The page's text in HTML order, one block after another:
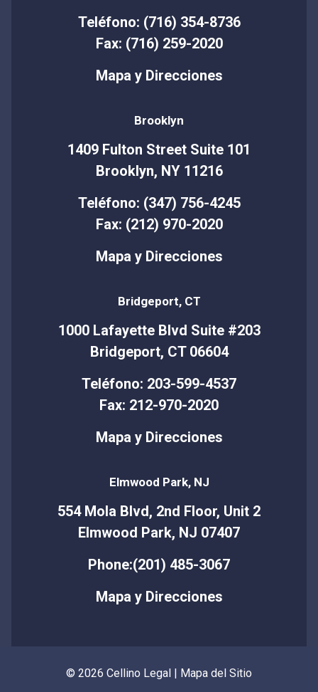
Teléfono: (716) 354-8736
Fax: (716) 259-2020
Mapa y Direcciones
Brooklyn
1409 Fulton Street Suite 101
Brooklyn, NY 11216
Teléfono: (347) 756-4245
Fax: (212) 970-2020
Mapa y Direcciones
Bridgeport, CT
1000 Lafayette Blvd Suite #203
Bridgeport, CT 06604
Teléfono: 203-599-4537
Fax: 212-970-2020
Mapa y Direcciones
Elmwood Park, NJ
554 Mola Blvd, 2nd Floor, Unit 2
Elmwood Park, NJ 07407
Phone:(201) 485-3067
Mapa y Direcciones
© 2026 Cellino Legal | Mapa del Sitio